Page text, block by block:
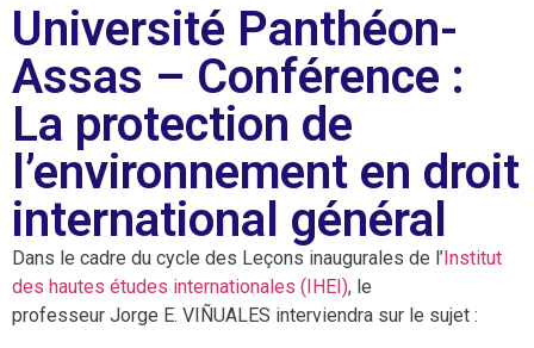
Université Panthéon-
Assas – Conférence :
La protection de
l’environnement en droit
international général
Dans le cadre du cycle des Leçons inaugurales de l’Institut
des hautes études internationales (IHEI), le
professeur Jorge E. VIÑUALES interviendra sur le sujet :